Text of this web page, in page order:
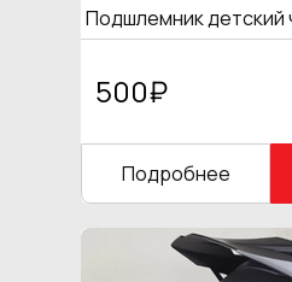
Подшлемник детский
500₽
Подробнее